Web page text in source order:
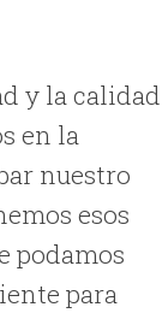
y la calidad
en la
nuestro
esos
podamos
para